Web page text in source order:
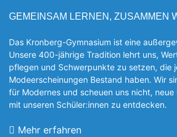
GEMEINSAM LERNEN, ZUSAMMEN
Das Kronberg-Gymnasium ist eine
Unsere 400-jährige Tradition lehrt uns,
pflegen und Schwerpunkte zu setzen, die
Modeerscheinungen Be­stand haben. Wir
für Modernes und scheuen uns nicht, neue
mit unseren Schüler:innen zu entde­cken.
Mehr erfahren